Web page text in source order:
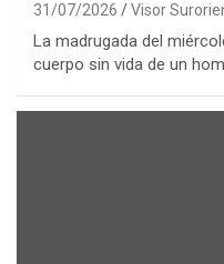
31/07/2026 Visor
La madrugada del
cuerpo sin vida de un